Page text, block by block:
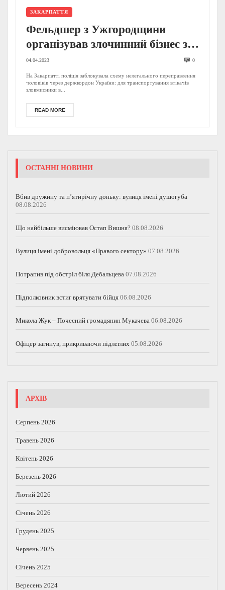
ЗАКАРПАТТЯ
Фельдшер з Ужгородщини
організував злочинний бізнес з
ухилянтами, його поплічника
розшукують (ФОТО, ВІДЕО)
04.04.2023 0
На Закарпатті поліція заблокувала схему нелегального переправлення
чоловіків через держкордон України: для транспортування втікачів
зловмисники в...
READ MORE
ОСТАННІ НОВИНИ
Вбив дружину та п’ятирічну доньку: вулиця імені душогуба
08.08.2026
Що найбільше висміював Остап Вишня? 08.08.2026
Вулиця імені добровольця «Правого сектору» 07.08.2026
Потрапив під обстріл біля Дебальцева 07.08.2026
Підполковник встиг врятувати бійця 06.08.2026
Микола Жук – Почесний громадянин Мукачева 06.08.2026
Офіцер загинув, прикриваючи підлеглих 05.08.2026
АРХІВ
Серпень 2026
Травень 2026
Квітень 2026
Березень 2026
Лютий 2026
Січень 2026
Грудень 2025
Червень 2025
Січень 2025
Вересень 2024